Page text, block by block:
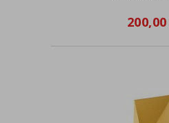
200,00